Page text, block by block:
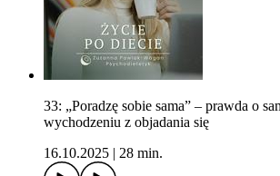
33: „Poradzę sobie sama” – prawda o
wychodzeniu z objadania się
16.10.2025 | 28 min.